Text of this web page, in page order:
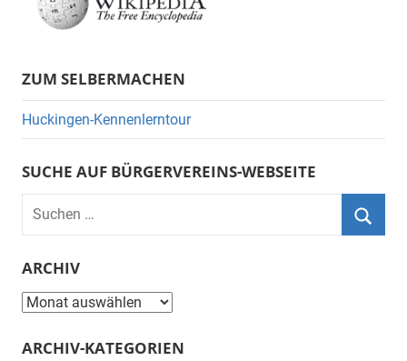
ZUM SELBERMACHEN
Huckingen-Kennenlerntour
SUCHE AUF BÜRGERVEREINS-WEBSEITE
Suchen
ARCHIV
Archiv
ARCHIV-KATEGORIEN